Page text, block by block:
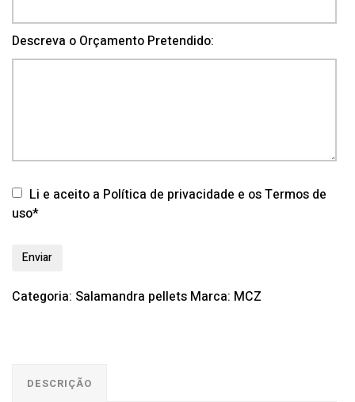
Descreva o Orçamento Pretendido:
Li e aceito a Política de privacidade e os Termos de
uso*
Categoria: Salamandra pellets Marca: MCZ
DESCRIÇÃO